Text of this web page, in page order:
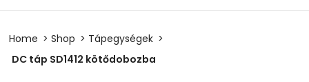
Home Shop
Tápegységek
DC táp SD1412 kötődobozba